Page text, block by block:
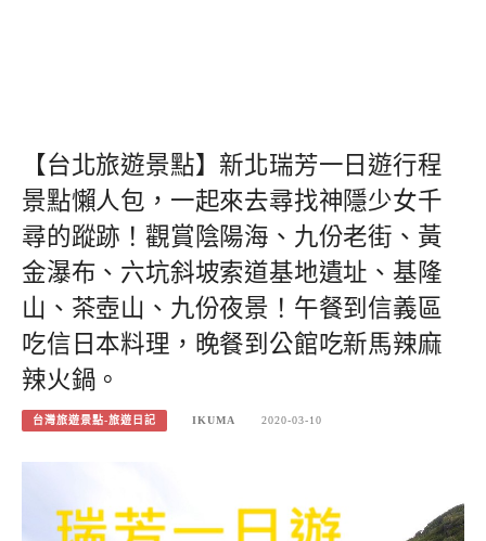
【台北旅遊景點】新北瑞芳一日遊行程
景點懶人包，一起來去尋找神隱少女千
尋的蹤跡！觀賞陰陽海、九份老街、黃
金瀑布、六坑斜坡索道基地遺址、基隆
山、茶壺山、九份夜景！午餐到信義區
吃信日本料理，晚餐到公館吃新馬辣麻
辣火鍋。
台灣旅遊景點-旅遊日記 IKUMA 2020-03-10